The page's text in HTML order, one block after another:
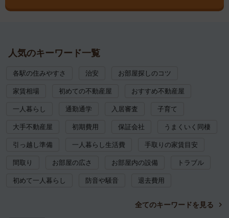
人気のキーワード一覧
各駅の住みやすさ 治安 お部屋探しのコツ
家賃相場 初めての不動産屋 おすすめ不動産屋
一人暮らし 通勤通学 入居審査 子育て
大手不動産屋 初期費用 保証会社 うまくいく同棲
引っ越し準備 一人暮らし生活費 手取りの家賃目安
間取り お部屋の広さ お部屋内の設備 トラブル
初めて一人暮らし 防音や騒音 退去費用
全てのキーワードを見る